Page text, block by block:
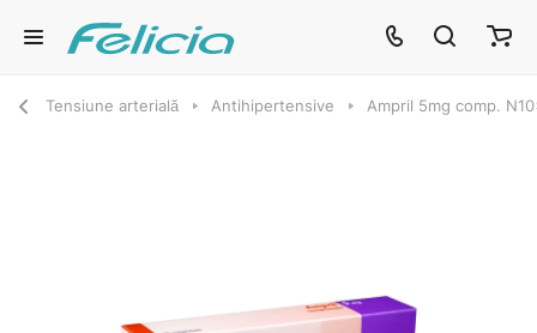
Tensiune arterială Antihipertensive Ampril 5mg comp.